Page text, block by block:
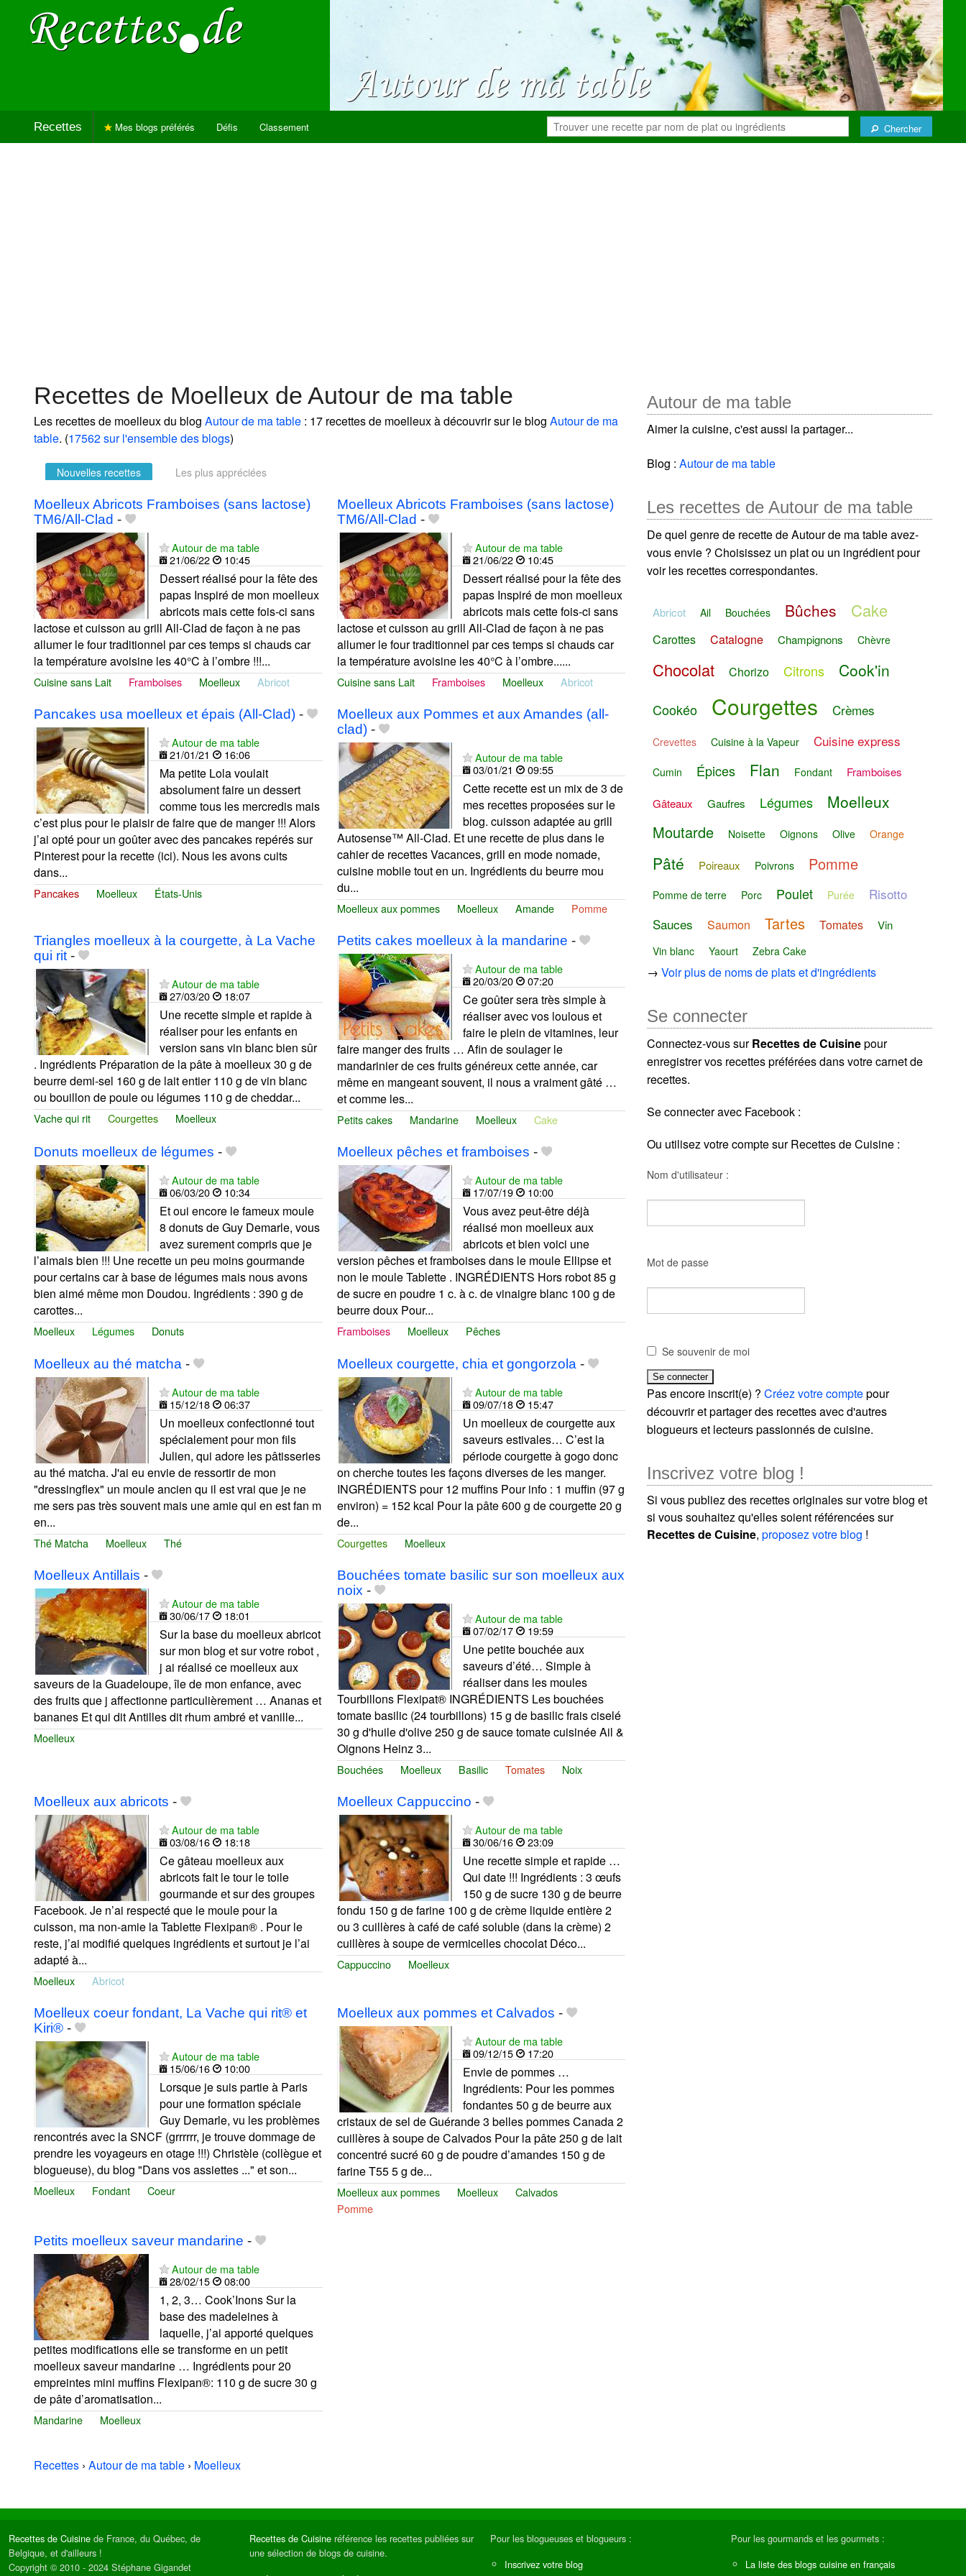
Recettes Chercher
Mes blogs préférés Défis Classement
Recettes de Moelleux de Autour de ma table
Les recettes de moelleux du blog Autour de ma table : 17 recettes de moelleux à découvrir sur le blog Autour de ma
table. (17562 sur l'ensemble des blogs)
Nouvelles recettes Les plus appréciées
Moelleux Abricots Framboises (sans lactose)
TM6/All-Clad -
Autour de ma table
21/06/22
10:45
Dessert réalisé pour la fête des
papas Inspiré de mon moelleux
abricots mais cette fois-ci sans
lactose et cuisson au grill All-Clad de façon à ne pas
allumer le four traditionnel par ces temps si chauds car
la température avoisine les 40°C à l’ombre !!!...
Cuisine sans Lait Framboises Moelleux Abricot
Moelleux Abricots Framboises (sans lactose)
TM6/All-Clad -
Autour de ma table
21/06/22
10:45
Dessert réalisé pour la fête des
papas Inspiré de mon moelleux
abricots mais cette fois-ci sans
lactose et cuisson au grill All-Clad de façon à ne pas
allumer le four traditionnel par ces temps si chauds car
la température avoisine les 40°C à l’ombre......
Cuisine sans Lait Framboises Moelleux Abricot
Pancakes usa moelleux et épais (All-Clad) -
Autour de ma table
21/01/21
16:06
Ma petite Lola voulait
absolument faire un dessert
comme tous les mercredis mais
c’est plus pour le plaisir de faire que de manger !!! Alors
j’ai opté pour un goûter avec des pancakes repérés sur
Pinterest pour la recette (ici). Nous les avons cuits
dans...
Pancakes Moelleux États-Unis
Moelleux aux Pommes et aux Amandes (all-
clad)-
Autour de ma table
03/01/21
09:55
Cette recette est un mix de 3 de
mes recettes proposées sur le
blog. cuisson adaptée au grill
Autosense™ All-Clad. Et une recette de plus dans le
cahier de recettes Vacances, grill en mode nomade,
cuisine mobile tout en un. Ingrédients du beurre mou
du...
Moelleux aux pommes Moelleux Amande Pomme
Triangles moelleux à la courgette, à La Vache
qui rit -
Autour de ma table
27/03/20
18:07
Une recette simple et rapide à
réaliser pour les enfants en
version sans vin blanc bien sûr
. Ingrédients Préparation de la pâte à moelleux 30 g de
beurre demi-sel 160 g de lait entier 110 g de vin blanc
ou bouillon de poule ou légumes 110 g de cheddar...
Vache qui rit Courgettes Moelleux
Petits cakes moelleux à la mandarine -
Autour de ma table
20/03/20
07:20
Ce goûter sera très simple à
réaliser avec vos loulous et
faire le plein de vitamines, leur
faire manger des fruits … Afin de soulager le
mandarinier de ces fruits généreux cette année, car
même en mangeant souvent, il nous a vraiment gâté …
et comme les...
Petits cakes Mandarine Moelleux Cake
Donuts moelleux de légumes -
Autour de ma table
06/03/20
10:34
Et oui encore le fameux moule
8 donuts de Guy Demarle, vous
avez surement compris que je
l’aimais bien !!! Une recette un peu moins gourmande
pour certains car à base de légumes mais nous avons
bien aimé même mon Doudou. Ingrédients : 390 g de
carottes...
Moelleux Légumes Donuts
Moelleux pêches et framboises -
Autour de ma table
17/07/19
10:00
Vous avez peut-être déjà
réalisé mon moelleux aux
abricots et bien voici une
version pêches et framboises dans le moule Ellipse et
non le moule Tablette . INGRÉDIENTS Hors robot 85 g
de sucre en poudre 1 c. à c. de vinaigre blanc 100 g de
beurre doux Pour...
Framboises Moelleux Pêches
Moelleux au thé matcha -
Autour de ma table
15/12/18
06:37
Un moelleux confectionné tout
spécialement pour mon fils
Julien, qui adore les pâtisseries
au thé matcha. J'ai eu envie de ressortir de mon
"dressingflex" un moule ancien qu il est vrai que je ne
me sers pas très souvent mais une amie qui en est fan m
en...
Thé Matcha Moelleux Thé
Moelleux courgette, chia et gongorzola -
Autour de ma table
09/07/18
15:47
Un moelleux de courgette aux
saveurs estivales… C’est la
période courgette à gogo donc
on cherche toutes les façons diverses de les manger.
INGRÉDIENTS pour 12 muffins Pour info : 1 muffin (97 g
environ) = 152 kcal Pour la pâte 600 g de courgette 20 g
de...
Courgettes Moelleux
Moelleux Antillais -
Autour de ma table
30/06/17
18:01
Sur la base du moelleux abricot
sur mon blog et sur votre robot ,
j ai réalisé ce moelleux aux
saveurs de la Guadeloupe, île de mon enfance, avec
des fruits que j affectionne particulièrement … Ananas et
bananes Et qui dit Antilles dit rhum ambré et vanille...
Moelleux
Bouchées tomate basilic sur son moelleux aux
noix -
Autour de ma table
07/02/17
19:59
Une petite bouchée aux
saveurs d’été… Simple à
réaliser dans les moules
Tourbillons Flexipat® INGRÉDIENTS Les bouchées
tomate basilic (24 tourbillons) 15 g de basilic frais ciselé
30 g d'huile d'olive 250 g de sauce tomate cuisinée Ail &
Oignons Heinz 3...
Bouchées Moelleux Basilic Tomates Noix
Moelleux aux abricots -
Autour de ma table
03/08/16
18:18
Ce gâteau moelleux aux
abricots fait le tour le toile
gourmande et sur des groupes
Facebook. Je n’ai respecté que le moule pour la
cuisson, ma non-amie la Tablette Flexipan® . Pour le
reste, j’ai modifié quelques ingrédients et surtout je l’ai
adapté à...
Moelleux Abricot
Moelleux Cappuccino -
Autour de ma table
30/06/16
23:09
Une recette simple et rapide …
Qui date !!! Ingrédients : 3 œufs
150 g de sucre 130 g de beurre
fondu 150 g de farine 100 g de crème liquide entière 2
ou 3 cuillères à café de café soluble (dans la crème) 2
cuillères à soupe de vermicelles chocolat Déco...
Cappuccino Moelleux
Moelleux coeur fondant, La Vache qui rit® et
Kiri® -
Autour de ma table
15/06/16
10:00
Lorsque je suis partie à Paris
pour une formation spéciale
Guy Demarle, vu les problèmes
rencontrés avec la SNCF (grrrrrr, je trouve dommage de
prendre les voyageurs en otage !!!) Christèle (collègue et
blogueuse), du blog "Dans vos assiettes ..." et son...
Moelleux Fondant Coeur
Moelleux aux pommes et Calvados -
Autour de ma table
09/12/15
17:20
Envie de pommes …
Ingrédients: Pour les pommes
fondantes 50 g de beurre aux
cristaux de sel de Guérande 3 belles pommes Canada 2
cuillères à soupe de Calvados Pour la pâte 250 g de lait
concentré sucré 60 g de poudre d’amandes 150 g de
farine T55 5 g de...
Moelleux aux pommes Moelleux
Calvados
Pomme
Petits moelleux saveur mandarine -
Autour de ma table
28/02/15
08:00
1, 2, 3… Cook’Inons Sur la
base des madeleines à
laquelle, j’ai apporté quelques
petites modifications elle se transforme en un petit
moelleux saveur mandarine … Ingrédients pour 20
empreintes mini muffins Flexipan®: 110 g de sucre 30 g
de pâte d’aromatisation...
Mandarine Moelleux
Recettes › Autour de ma table › Moelleux
Autour de ma table
Aimer la cuisine, c'est aussi la partager...
Blog :Autour de ma table
Les recettes de Autour de ma table
De quel genre de recette de Autour de ma table avez-
vous envie ? Choisissez un plat ou un ingrédient pour
voir les recettes correspondantes.
Abricot Ail Bouchées Bûches Cake
Carottes Catalogne Champignons Chèvre
Chocolat Chorizo Citrons Cook'in
Cookéo Courgettes Crèmes
Crevettes Cuisine à la Vapeur Cuisine express
Cumin Épices Flan Fondant Framboises
Gâteaux Gaufres Légumes Moelleux
Moutarde Noisette Oignons Olive Orange
Pâté Poireaux Poivrons Pomme
Pomme de terre Porc Poulet Purée
Risotto
Sauces
Saumon Tartes Tomates Vin
Vin blanc Yaourt Zebra Cake
→Voir plus de noms de plats et d'ingrédients
Se connecter
Connectez-vous surRecettes de Cuisinepour
enregistrer vos recettes préférées dans votre carnet de
recettes.
Se connecter avec Facebook :
Ou utilisez votre compte sur Recettes de Cuisine :
Nom d'utilisateur :
Mot de passe
Se souvenir de moi
Pas encore inscrit(e) ?Créez votre comptepour
découvrir et partager des recettes avec d'autres
blogueurs et lecteurs passionnés de cuisine.
Inscrivez votre blog !
Si vous publiez des recettes originales sur votre blog et
si vous souhaitez qu'elles soient référencées sur
Recettes de Cuisine,proposez votre blog !
Recettes de Cuisine de France, du Québec, de
Belgique, et d'ailleurs !
Copyright © 2010 - 2024 Stéphane Gigandet
Recettes de Cuisine référence les recettes publiées sur
une sélection de blogs de cuisine.
Pour les blogueuses et blogueurs :
Inscrivez votre blog
Pour les gourmands et les gourmets :
La liste des blogs cuisine en français